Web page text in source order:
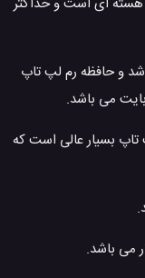
گیگابایت می باشد و حافظه رم لپ تاپ
تاپ بسیار عالی است که